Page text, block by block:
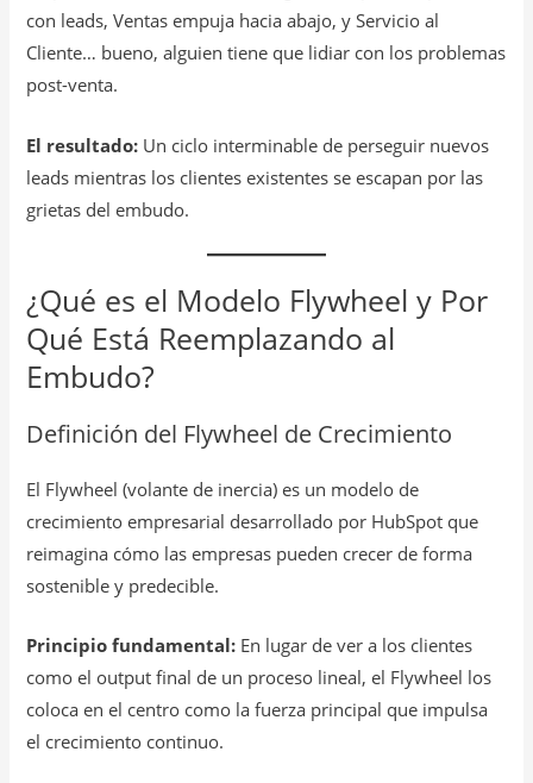
con leads, Ventas empuja hacia abajo, y Servicio al
Cliente… bueno, alguien tiene que lidiar con los problemas
post-venta.
El resultado: Un ciclo interminable de perseguir nuevos
leads mientras los clientes existentes se escapan por las
grietas del embudo.
¿Qué es el Modelo Flywheel y Por
Qué Está Reemplazando al
Embudo?
Definición del Flywheel de Crecimiento
El Flywheel (volante de inercia) es un modelo de
crecimiento empresarial desarrollado por HubSpot que
reimagina cómo las empresas pueden crecer de forma
sostenible y predecible.
Principio fundamental: En lugar de ver a los clientes
como el output final de un proceso lineal, el Flywheel los
coloca en el centro como la fuerza principal que impulsa
el crecimiento continuo.